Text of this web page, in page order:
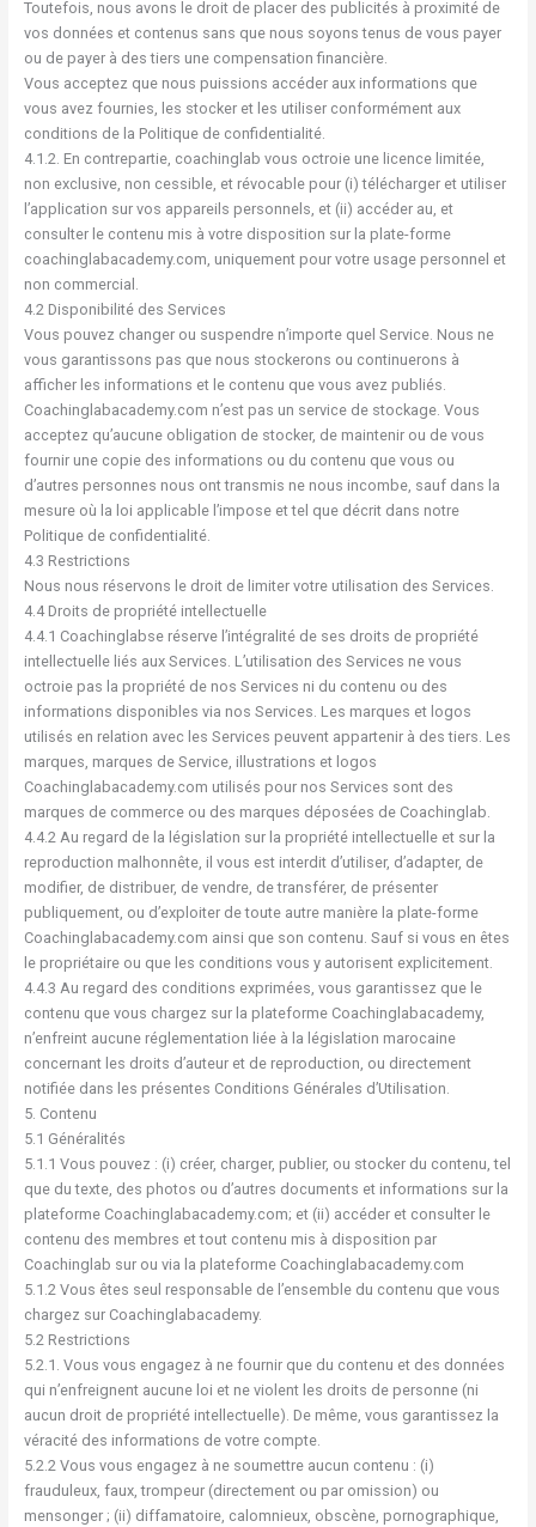
Toutefois, nous avons le droit de placer des publicités à proximité de
vos données et contenus sans que nous soyons tenus de vous payer
ou de payer à des tiers une compensation financière.
Vous acceptez que nous puissions accéder aux informations que
vous avez fournies, les stocker et les utiliser conformément aux
conditions de la Politique de confidentialité.
4.1.2. En contrepartie, coachinglab vous octroie une licence limitée,
non exclusive, non cessible, et révocable pour (i) télécharger et utiliser
l’application sur vos appareils personnels, et (ii) accéder au, et
consulter le contenu mis à votre disposition sur la plate-forme
coachinglabacademy.com, uniquement pour votre usage personnel et
non commercial.
4.2 Disponibilité des Services
Vous pouvez changer ou suspendre n’importe quel Service. Nous ne
vous garantissons pas que nous stockerons ou continuerons à
afficher les informations et le contenu que vous avez publiés.
Coachinglabacademy.com n’est pas un service de stockage. Vous
acceptez qu’aucune obligation de stocker, de maintenir ou de vous
fournir une copie des informations ou du contenu que vous ou
d’autres personnes nous ont transmis ne nous incombe, sauf dans la
mesure où la loi applicable l’impose et tel que décrit dans notre
Politique de confidentialité.
4.3 Restrictions
Nous nous réservons le droit de limiter votre utilisation des Services.
4.4 Droits de propriété intellectuelle
4.4.1 Coachinglabse réserve l’intégralité de ses droits de propriété
intellectuelle liés aux Services. L’utilisation des Services ne vous
octroie pas la propriété de nos Services ni du contenu ou des
informations disponibles via nos Services. Les marques et logos
utilisés en relation avec les Services peuvent appartenir à des tiers. Les
marques, marques de Service, illustrations et logos
Coachinglabacademy.com utilisés pour nos Services sont des
marques de commerce ou des marques déposées de Coachinglab.
4.4.2 Au regard de la législation sur la propriété intellectuelle et sur la
reproduction malhonnête, il vous est interdit d’utiliser, d’adapter, de
modifier, de distribuer, de vendre, de transférer, de présenter
publiquement, ou d’exploiter de toute autre manière la plate-forme
Coachinglabacademy.com ainsi que son contenu. Sauf si vous en êtes
le propriétaire ou que les conditions vous y autorisent explicitement.
4.4.3 Au regard des conditions exprimées, vous garantissez que le
contenu que vous chargez sur la plateforme Coachinglabacademy,
n’enfreint aucune réglementation liée à la législation marocaine
concernant les droits d’auteur et de reproduction, ou directement
notifiée dans les présentes Conditions Générales d’Utilisation.
5. Contenu
5.1 Généralités
5.1.1 Vous pouvez : (i) créer, charger, publier, ou stocker du contenu, tel
que du texte, des photos ou d’autres documents et informations sur la
plateforme Coachinglabacademy.com; et (ii) accéder et consulter le
contenu des membres et tout contenu mis à disposition par
Coachinglab sur ou via la plateforme Coachinglabacademy.com
5.1.2 Vous êtes seul responsable de l’ensemble du contenu que vous
chargez sur Coachinglabacademy.
5.2 Restrictions
5.2.1. Vous vous engagez à ne fournir que du contenu et des données
qui n’enfreignent aucune loi et ne violent les droits de personne (ni
aucun droit de propriété intellectuelle). De même, vous garantissez la
véracité des informations de votre compte.
5.2.2 Vous vous engagez à ne soumettre aucun contenu : (i)
frauduleux, faux, trompeur (directement ou par omission) ou
mensonger ; (ii) diffamatoire, calomnieux, obscène, pornographique,